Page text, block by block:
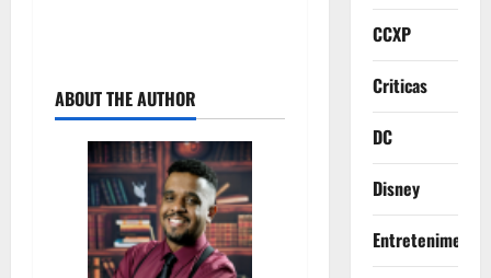
ABOUT THE AUTHOR
CCXP
Criticas
DC
Disney
Entretenimento